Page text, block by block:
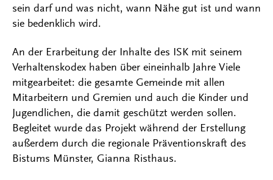
sein darf und was nicht, wann Nähe gut ist und wann
sie bedenklich wird.
An der Erarbeitung der Inhalte des ISK mit seinem
Verhaltenskodex haben über eineinhalb Jahre Viele
mitgearbeitet: die gesamte Gemeinde mit allen
Mitarbeitern und Gremien und auch die Kinder und
Jugendlichen, die damit geschützt werden sollen.
Begleitet wurde das Projekt während der Erstellung
außerdem durch die regionale Präventionskraft des
Bistums Münster, Gianna Risthaus.